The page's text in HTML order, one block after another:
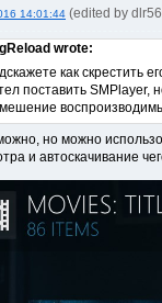
14:01:44 (edited by
wrote:
как скрестить
поставить SMPlayer,
но можно
и автоскачивание